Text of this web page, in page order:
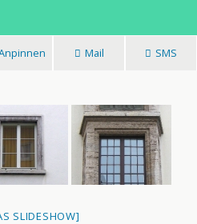
Mail SMS
SLIDESHOW]